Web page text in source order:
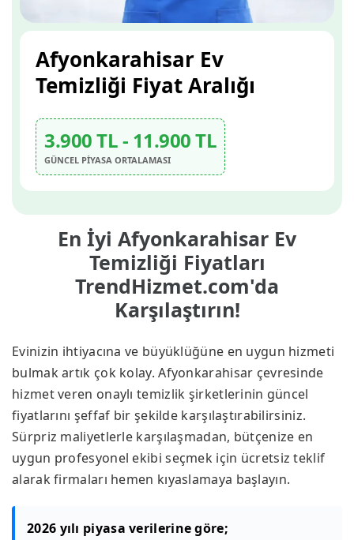
En İyi Afyonkarahisar Ev
Temizliği Fiyatları
TrendHizmet.com'da
Karşılaştırın!
Evinizin ihtiyacına ve büyüklüğüne en uygun hizmeti
bulmak artık çok kolay. Afyonkarahisar çevresinde
hizmet veren onaylı temizlik şirketlerinin güncel
fiyatlarını şeffaf bir şekilde karşılaştırabilirsiniz.
Sürpriz maliyetlerle karşılaşmadan, bütçenize en
uygun profesyonel ekibi seçmek için ücretsiz teklif
alarak firmaları hemen kıyaslamaya başlayın.
2026 yılı piyasa verilerine göre;
Afyonkarahisar Ev
Temizliği Fiyat Aralığı
3.900 TL - 11.900 TL
GÜNCEL PİYASA ORTALAMASI